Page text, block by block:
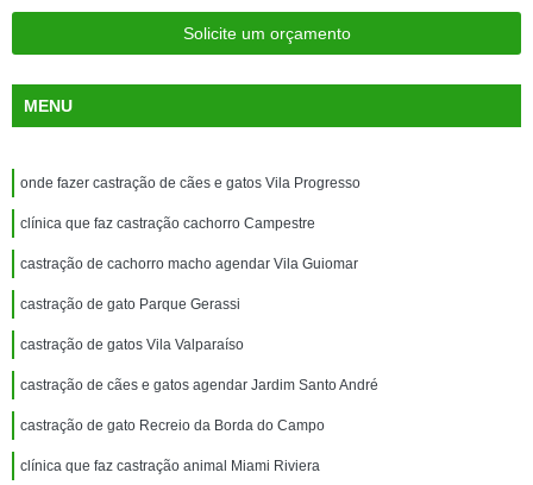
Solicite um orçamento
MENU
onde fazer castração de cães e gatos Vila Progresso
clínica que faz castração cachorro Campestre
castração de cachorro macho agendar Vila Guiomar
castração de gato Parque Gerassi
castração de gatos Vila Valparaíso
castração de cães e gatos agendar Jardim Santo André
castração de gato Recreio da Borda do Campo
clínica que faz castração animal Miami Riviera